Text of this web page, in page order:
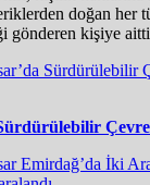
doğan her
gönderen kişiye